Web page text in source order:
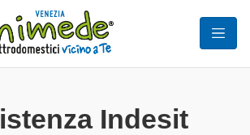
Indesit